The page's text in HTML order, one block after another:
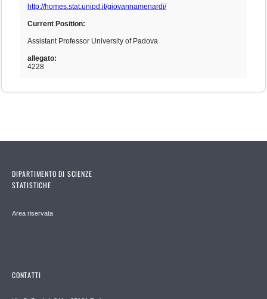
http://homes.stat.unipd.it/giovannamenardi/
Current Position:
Assistant Professor University of Padova
allegato:
4228
DIPARTIMENTO DI SCIENZE
STATISTICHE
Area riservata
CONTATTI